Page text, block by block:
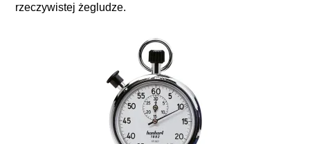
rzeczywistej żegludze.